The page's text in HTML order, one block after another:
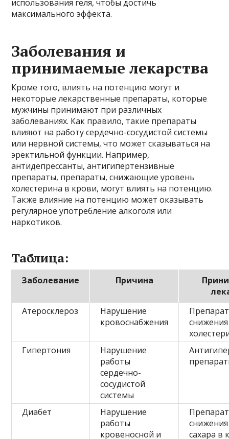
использования геля, чтобы достичь
максимального эффекта.
Заболевания и
принимаемые лекарства
Кроме того, влиять на потенцию могут и
некоторые лекарственные препараты, которые
мужчины принимают при различных
заболеваниях. Как правило, такие препараты
влияют на работу сердечно-сосудистой системы
или нервной системы, что может сказываться на
эректильной функции. Например,
антидепрессанты, антигипертензивные
препараты, препараты, снижающие уровень
холестерина в крови, могут влиять на потенцию.
Также влияние на потенцию может оказывать
регулярное употребление алкоголя или
наркотиков.
Таблица:
Заболевание Причина
Атеросклероз
Нарушение
кровоснабжения
Гипертония
Нарушение
работы
сердечно-
сосудистой
системы
Диабет
Нарушение
работы
кровеносной и
сахара в